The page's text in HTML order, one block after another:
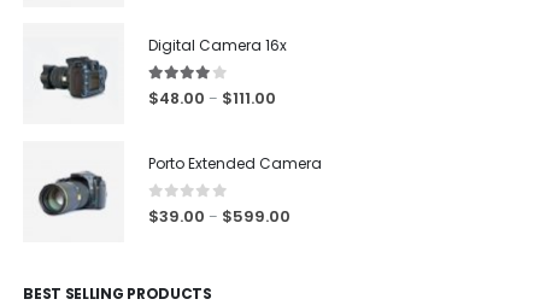
Digital Camera 16x
4.00out of 5
$48.00 – $111.00
Porto Extended Camera
0out of 5
$39.00 – $599.00
BEST SELLING PRODUCTS